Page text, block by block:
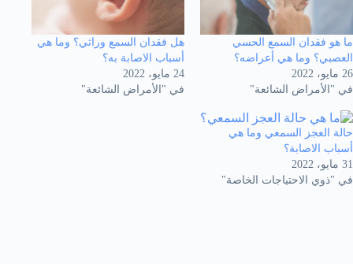
ما هو فقدان السمع الحسي
العصبي؟ وما هي أعراضه؟
26 مايو، 2022
في "الأمراض الشائعة"
هل فقدان السمع وراثي؟ وما هي
أسباب الاصابة به؟
24 مايو، 2022
في "الأمراض الشائعة"
حالة العجز السمعي وما هي
أسباب الاصابة؟
31 مايو، 2022
في "ذوي الاحتياجات الخاصة"